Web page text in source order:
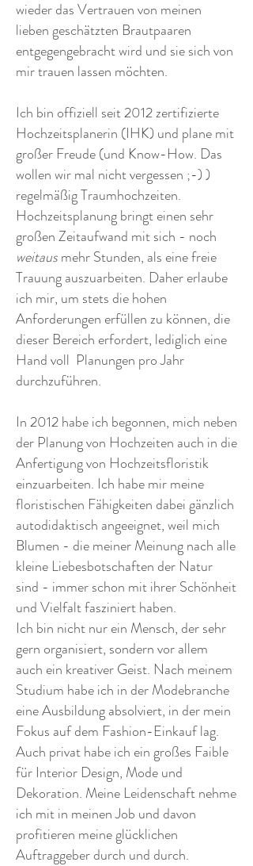
wieder das Vertrauen von meinen
lieben geschätzten Brautpaaren
entgegengebracht wird und sie sich von
mir trauen lassen möchten.
Ich bin offiziell seit 2012 zertifizierte
Hochzeitsplanerin (IHK) und plane mit
großer Freude (und Know-How. Das
wollen wir mal nicht vergessen ;-) )
regelmäßig Traumhochzeiten.
Hochzeitsplanung bringt einen sehr
großen Zeitaufwand mit sich - noch
weitausmehr Stunden, als eine freie
Trauung auszuarbeiten. Daher erlaube
ich mir, um stets die hohen
Anforderungen erfüllen zu können, die
dieser Bereich erfordert, lediglich eine
Hand voll Planungen pro Jahr
durchzuführen.
In 2012 habe ich begonnen, mich neben
der Planung von Hochzeiten auch in die
Anfertigung von Hochzeitsfloristik
einzuarbeiten. Ich habe mir meine
floristischen Fähigkeiten dabei gänzlich
autodidaktisch angeeignet, weil mich
Blumen - die meiner Meinung nach alle
kleine Liebesbotschaften der Natur
sind - immer schon mit ihrer Schönheit
und Vielfalt fasziniert haben.
Ich bin nicht nur ein Mensch, der sehr
gern organisiert, sondern vor allem
auch ein kreativer Geist. Nach meinem
Studium habe ich in der Modebranche
eine Ausbildung absolviert, in der mein
Fokus auf dem Fashion-Einkauf lag.
Auch privat habe ich ein großes Faible
für Interior Design, Mode und
Dekoration. Meine Leidenschaft nehme
ich mit in meinen Job und davon
profitieren meine glücklichen
Auftraggeber durch und durch.